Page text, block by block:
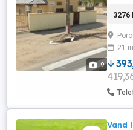
9
3276
21
Vand